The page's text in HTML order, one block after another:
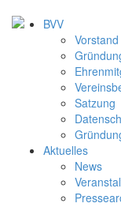
BVV
Vorstand
Satzung
Aktuelles
News